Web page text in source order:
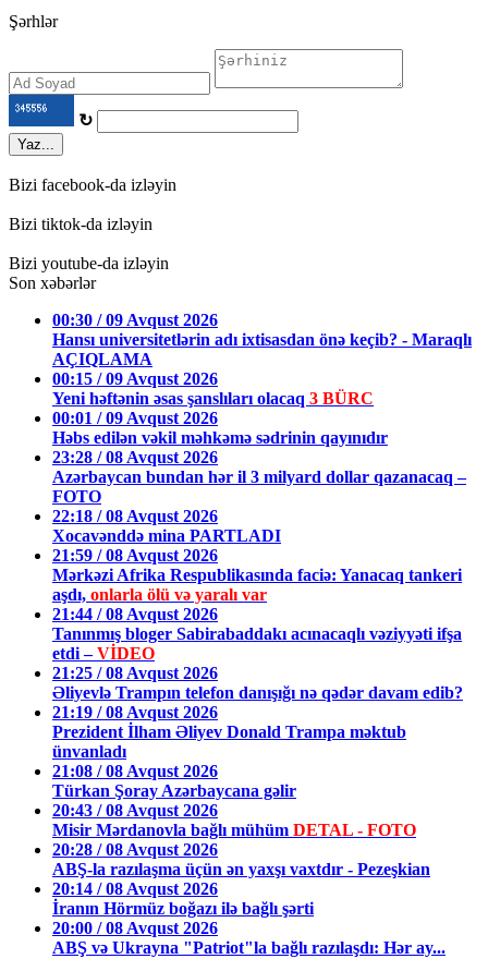
Şərhlər
↻
Yaz...
Bizi facebook-da izləyin
Bizi tiktok-da izləyin
Bizi youtube-da izləyin
Son xəbərlər
00:30 / 09 Avqust 2026
Hansı universitetlərin adı ixtisasdan önə keçib? - Maraqlı
AÇIQLAMA
00:15 / 09 Avqust 2026
Yeni həftənin əsas şanslıları olacaq 3 BÜRC
00:01 / 09 Avqust 2026
Həbs edilən vəkil məhkəmə sədrinin qayınıdır
23:28 / 08 Avqust 2026
Azərbaycan bundan hər il 3 milyard dollar qazanacaq –
FOTO
22:18 / 08 Avqust 2026
Xocavənddə mina PARTLADI
21:59 / 08 Avqust 2026
Mərkəzi Afrika Respublikasında faciə: Yanacaq tankeri
aşdı, onlarla ölü və yaralı var
21:44 / 08 Avqust 2026
Tanınmış bloger Sabirabaddakı acınacaqlı vəziyyəti ifşa
etdi –VİDEO
21:25 / 08 Avqust 2026
Əliyevlə Trampın telefon danışığı nə qədər davam edib?
21:19 / 08 Avqust 2026
Prezident İlham Əliyev Donald Trampa məktub
ünvanladı
21:08 / 08 Avqust 2026
Türkan Şoray Azərbaycana gəlir
20:43 / 08 Avqust 2026
Misir Mərdanovla bağlı mühüm DETAL - FOTO
20:28 / 08 Avqust 2026
ABŞ-la razılaşma üçün ən yaxşı vaxtdır - Pezeşkian
20:14 / 08 Avqust 2026
İranın Hörmüz boğazı ilə bağlı şərti
20:00 / 08 Avqust 2026
ABŞ və Ukrayna "Patriot"la bağlı razılaşdı: Hər ay...